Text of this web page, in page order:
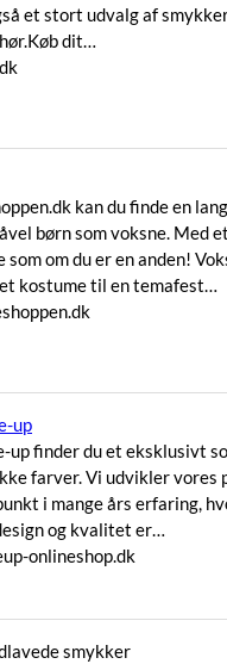
et stort udvalg af
dit…
kan du finde en
børn som voksne. Med
som om du er en anden!
kostume til en temafest…
up
up finder du et eksklusivt
farver. Vi udvikler vores
i mange års erfaring,
og kvalitet er…
onlineshop.dk
smykker